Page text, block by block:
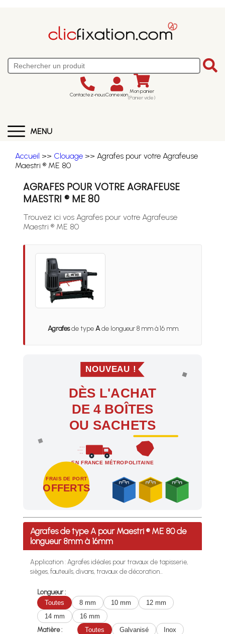
Contactez-nousConnexion Mon panier
(Panier vide)
MENU
Accueil >> Clouage >> Agrafes pour votre Agrafeuse
Maestri ® ME 80
AGRAFES POUR VOTRE AGRAFEUSE
MAESTRI ® ME 80
Trouvez ici vos Agrafes pour votre Agrafeuse
Maestri ® ME 80
Agrafesde typeAde longueur 8 mm à 16 mm.
NOUVEAU !
DÈS L'ACHAT
DE 4 BOÎTES
OU SACHETS
EN FRANCE MÉTROPOLITAINE
FRAIS DE PORT
OFFERTS
Profitez des Frais de port offerts en France
Agrafes de type A pour Maestri ® ME 80 de
longueur 8mm à 16mm
Application : Agrafes idéales pour travaux de tapisserie,
sièges, fauteuils, divans, travaux de décoration...
Longueur :
Toutes
8 mm 10 mm
12 mm
14 mm
16 mm
Matière :
Toutes Galvanisé Inox